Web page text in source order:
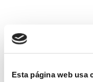
Esta página web usa
DESTACADAS
SANIDAD CREA